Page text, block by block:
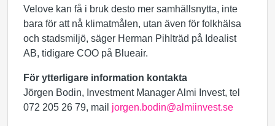
Velove kan få i bruk desto mer samhällsnytta, inte
bara för att nå klimatmålen, utan även för folkhälsa
och stadsmiljö, säger Herman Pihlträd på Idealist
AB, tidigare COO på Blueair.
För ytterligare information kontakta
Jörgen Bodin, Investment Manager Almi Invest, tel
072 205 26 79, mail jorgen.bodin@almiinvest.se